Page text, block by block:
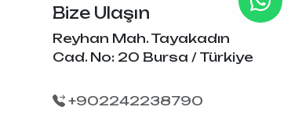
Bize Ulaşın
Reyhan Mah. Tayakadın
Cad. No: 20 Bursa / Türkiye
+902242238790